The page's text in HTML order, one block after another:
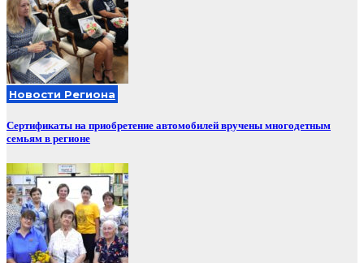
Новости Региона
Сертификаты на приобретение автомобилей вручены многодетным
семьям в регионе